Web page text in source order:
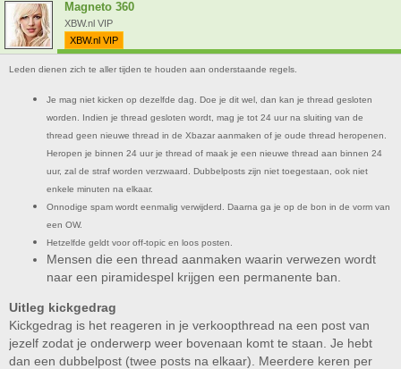
Magneto 360
XBW.nl VIP
XBW.nl VIP
Leden dienen zich te aller tijden te houden aan onderstaande regels.
Je mag niet kicken op dezelfde dag. Doe je dit wel, dan kan je thread gesloten
worden. Indien je thread gesloten wordt, mag je tot 24 uur na sluiting van de
thread geen nieuwe thread in de Xbazar aanmaken of je oude thread heropenen.
Heropen je binnen 24 uur je thread of maak je een nieuwe thread aan binnen 24
uur, zal de straf worden verzwaard. Dubbelposts zijn niet toegestaan, ook niet
enkele minuten na elkaar.
Onnodige spam wordt eenmalig verwijderd. Daarna ga je op de bon in de vorm van
een OW.
Hetzelfde geldt voor off-topic en loos posten.
Mensen die een thread aanmaken waarin verwezen wordt
naar een piramidespel krijgen een permanente ban.
Uitleg kickgedrag
Kickgedrag is het reageren in je verkoopthread na een post van
jezelf zodat je onderwerp weer bovenaan komt te staan. Je hebt
dan een dubbelpost (twee posts na elkaar). Meerdere keren per